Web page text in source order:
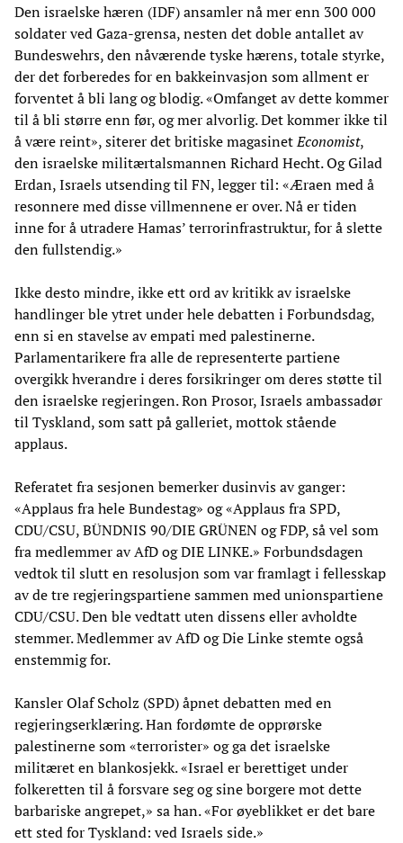
Den israelske hæren (IDF) ansamler nå mer enn 300 000
soldater ved Gaza-grensa, nesten det doble antallet av
Bundeswehrs, den nåværende tyske hærens, totale styrke,
der det forberedes for en bakkeinvasjon som allment er
forventet å bli lang og blodig. «Omfanget av dette kommer
til å bli større enn før, og mer alvorlig. Det kommer ikke til
å være reint», siterer det britiske magasinetEconomist,
den israelske militærtalsmannen Richard Hecht. Og Gilad
Erdan, Israels utsending til FN, legger til: «Æraen med å
resonnere med disse villmennene er over. Nå er tiden
inne for å utradere Hamas’ terrorinfrastruktur, for å slette
den fullstendig.»
Ikke desto mindre, ikke ett ord av kritikk av israelske
handlinger ble ytret under hele debatten i Forbundsdag,
enn si en stavelse av empati med palestinerne.
Parlamentarikere fra alle de representerte partiene
overgikk hverandre i deres forsikringer om deres støtte til
den israelske regjeringen. Ron Prosor, Israels ambassadør
til Tyskland, som satt på galleriet, mottok stående
applaus.
Referatet fra sesjonen bemerker dusinvis av ganger:
«Applaus fra hele Bundestag» og «Applaus fra SPD,
CDU/CSU, BÜNDNIS 90/DIE GRÜNEN og FDP, så vel som
fra medlemmer av AfD og DIE LINKE.» Forbundsdagen
vedtok til slutt en resolusjon som var framlagt i fellesskap
av de tre regjeringspartiene sammen med unionspartiene
CDU/CSU. Den ble vedtatt uten dissens eller avholdte
stemmer. Medlemmer av AfD og Die Linke stemte også
enstemmig for.
Kansler Olaf Scholz (SPD) åpnet debatten med en
regjeringserklæring. Han fordømte de opprørske
palestinerne som «terrorister» og ga det israelske
militæret en blankosjekk. «Israel er berettiget under
folkeretten til å forsvare seg og sine borgere mot dette
barbariske angrepet,» sa han. «For øyeblikket er det bare
ett sted for Tyskland: ved Israels side.»